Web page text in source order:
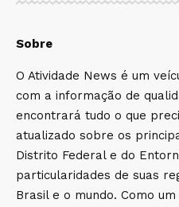
Sobre
O Atividade News é um
com a informação de
encontrará tudo o que
atualizado sobre os
Distrito Federal e do
particularidades de suas
Brasil e o mundo. Como